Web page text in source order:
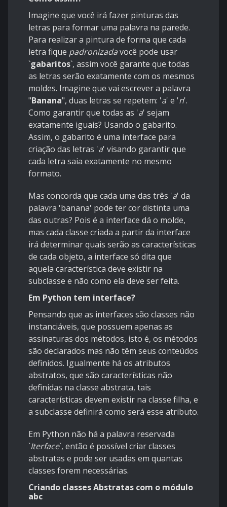
Imagine que você irá fazer pinturas das
letras para formar uma palavra na parede.
Para realizar a pintura de forma que cada
letra fique padronizadavocê pode usar
`gabaritos`, assim você garante que todas
as letras serão exatamente com os mesmos
moldes. Imagine que vai escrever a palavra
"Banana", duas letras se repetem: 'a' e 'n'.
Como garantir que todas as 'a' sejam
exatamente iguais? Usando o gabarito.
Assim, o gabarito é uma interface para
criação das letras 'a' visando garantir que
cada letra saia exatamente no mesmo
formato.
Mas concorda que cada uma das três 'a' da
palavra 'banana' pode ter cor distinta uma
das outras? Pois é a interface dá o molde,
mas cada classe criada a partir da interface
irá determinar quais serão as características
de cada objeto, a interface só dita que
aquela característica deve existir na
subclasse e não como ela deve ser feita.
Em Python tem interface?
Pensando que as interfaces são classes não
instanciáveis, que possuem apenas as
assinaturas dos métodos, isto é, os métodos
são declarados mas não têm seus conteúdos
definidos. Igualmente há os atributos
abstratos, que são características não
definidas na classe abstrata, tais
características devem existir na classe filha, e
a subclasse definirá como será esse atributo.
Em Python não há a palavra reservada
`Iterface`, então é possível criar classes
abstratas e pode ser usadas em quantas
classes forem necessárias.
Criando classes Abstratas com o módulo
abc